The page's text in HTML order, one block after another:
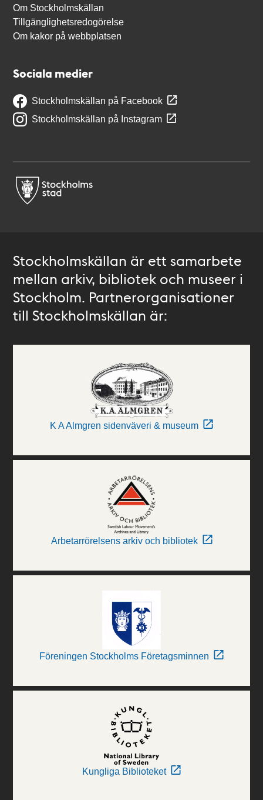
Om Stockholmskällan
Tillgänglighetsredogörelse
Om kakor på webbplatsen
Sociala medier
Stockholmskällan på Facebook
Stockholmskällan på Instagram
Stockholmskällan är ett samarbete
mellan arkiv, bibliotek och museer i
Stockholm. Partnerorganisationer
till Stockholmskällan är:
K A Almgren sidenväveri & museum
Arbetarrörelsens arkiv och bibliotek
Föreningen Stockholms Företagsminnen
Kungliga Biblioteket